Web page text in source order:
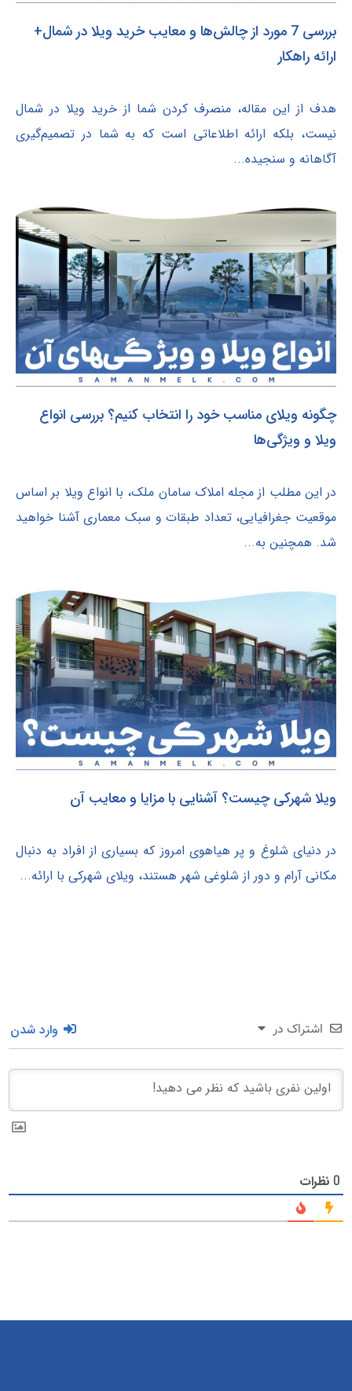
بررسی 7 مورد از چالش‌ها و معایب خرید ویلا در شمال+
ارائه راهکار
هدف از این مقاله، منصرف کردن شما از خرید ویلا در شمال
نیست، بلکه ارائه اطلاعاتی است که به شما در تصمیم‌گیری
آگاهانه و سنجیده...
چگونه ویلای مناسب خود را انتخاب کنیم؟ بررسی انواع
ویلا و ویژگی‌ها
در این مطلب از مجله املاک سامان ملک، با انواع ویلا بر اساس
موقعیت جغرافیایی، تعداد طبقات و سبک معماری آشنا خواهید
شد. همچنین به...
ویلا شهرکی چیست؟ آشنایی با مزایا و معایب آن
در دنیای شلوغ و پر هیاهوی امروز که بسیاری از افراد به دنبال
مکانی آرام و دور از شلوغی شهر هستند، ویلای شهرکی با ارائه...
اشتراک در وارد شدن
0نظرات